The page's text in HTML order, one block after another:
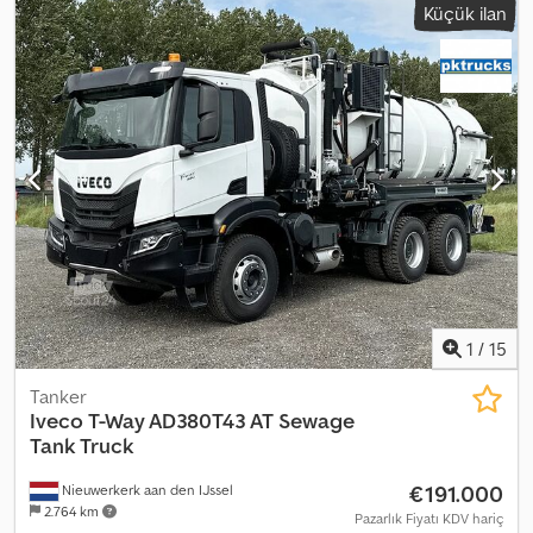
mm, toplam genişlik:2.500 mm, toplam yükseklik: 3.700 mm
Üretim yılı:2008, Donanım:ABS, buzdolabı, elektrikli cam sistemi,
hidrolik direksiyon, hız sabitleyici, ikinci yakıt deposu, klima,
spoiler, = Ek Seçenekler ve Aksesuarlar = - Tavan spoyleri -
Radyo/CD çalar - Uyku kabini - Güneşlik - Hareket engelleme
sistemi = Ek Bilgiler = Üretim yılı: 2008 Lastik ölçüsü: 315/70 R22,5
Ön aks: Direksiyonlu; Süspansiyon: Yaylı süspansiyon Arka aks: Çift
lastikli; Süspansiyon: Hava süspansiyonu Crodpfxszrmu Aj Aguof
Boş ağırlık: 7.550 kg Referans numarası: 32
Küçük ilan
1 / 15
Nieuwerkerk aan den IJssel
2.764 km
Tanker
IvecoT-Way AD380T43 AT Sewage
Tank Truck
€191.000
Pazarlık Fiyatı KDV hariç